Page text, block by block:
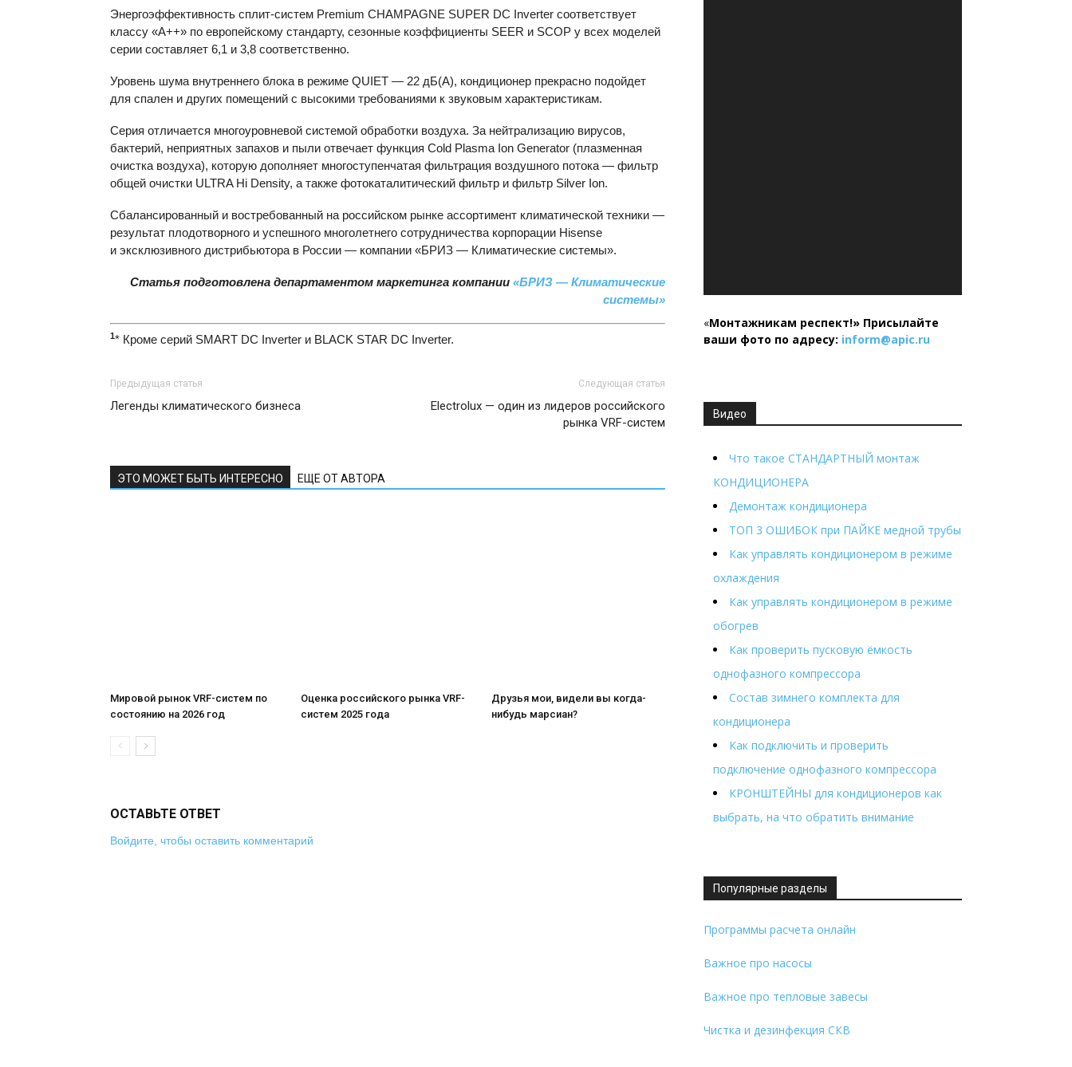
Энергоэффективность сплит-систем Premium CHAMPAGNE SUPER DC Inverter соответствует
классу «A++» по европейскому стандарту, сезонные коэффициенты SEER и SCOP у всех моделей
серии составляет 6,1 и 3,8 соответственно.
Уровень шума внутреннего блока в режиме QUIET — 22 дБ(A), кондиционер прекрасно подойдет
для спален и других помещений с высокими требованиями к звуковым характеристикам.
Серия отличается многоуровневой системой обработки воздуха. За нейтрализацию вирусов,
бактерий, неприятных запахов и пыли отвечает функция Cold Plasma Ion Generator (плазменная
очистка воздуха), которую дополняет многоступенчатая фильтрация воздушного потока — фильтр
общей очистки ULTRAHi Density, а также фотокаталитический фильтр и фильтр Silver Ion.
Сбалансированный и востребованный на российском рынке ассортимент климатической техники —
результат плодотворного и успешного многолетнего сотрудничества корпорации Hisense
и эксклюзивного дистрибьютора в России — компании «БРИЗ — Климатические системы».
Статья подготовлена департаментом маркетинга компании «БРИЗ — Климатические
системы»
1* Кроме серий SMART DC Inverter и BLACK STAR DC Inverter.
Предыдущая статья
Легенды климатического бизнеса
Следующая статья
Electrolux — один из лидеров российского
рынка VRF-систем
ЭТО МОЖЕТ БЫТЬ ИНТЕРЕСНО ЕЩЕ ОТ АВТОРА
Мировой рынок VRF-систем по
состоянию на 2026 год
Оценка российского рынка VRF-
систем 2025 года
Друзья мои, видели вы когда-
нибудь марсиан?
ОСТАВЬТЕ ОТВЕТ
Войдите, чтобы оставить комментарий
«Монтажникам респект!» Присылайте
ваши фото по адресу: inform@apic.ru
Видео
Что такое СТАНДАРТНЫЙ монтаж
КОНДИЦИОНЕРА
Демонтаж кондиционера
ТОП 3 ОШИБОК при ПАЙКЕ медной трубы
Как управлять кондиционером в режиме
охлаждения
Как управлять кондиционером в режиме
обогрев
Как проверить пусковую ёмкость
однофазного компрессора
Состав зимнего комплекта для
кондиционера
Как подключить и проверить
подключение однофазного компрессора
КРОНШТЕЙНЫ для кондиционеров как
выбрать, на что обратить внимание
Популярные разделы
Программы расчета онлайн
Важное про насосы
Важное про тепловые завесы
Чистка и дезинфекция СКВ